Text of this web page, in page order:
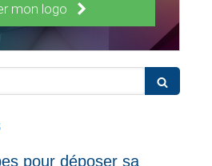
mon logo
pour déposer sa